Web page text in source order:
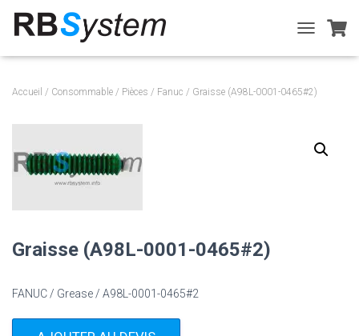
O
G
Accueil / Consommable / Pièces / Fanuc / Graisse (A98L-0001-0465#2)
Graisse (A98L-0001-0465#2)
FANUC / Grease / A98L-0001-0465#2